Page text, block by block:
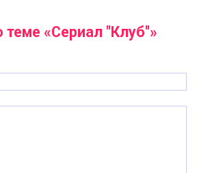
«Сериал "Клуб"»